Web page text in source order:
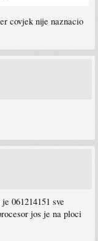
covjek nije naznacio
061214151 sve
jos je na ploci